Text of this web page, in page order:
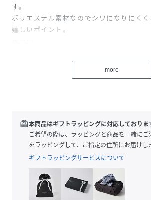
す。
ポリエステル素材なのでシワになりにく
嬉しいポイント。
ユニセックス
品番
KJ9551_111646
( 111646-15-09 KJ9551)
more
redeem本商品はギフトラッピングに対応しておりま
ご希望の際は、ラッピングと商品を一緒に
をラッピングして、ご指定の住所にお届けし
ギフトラッピングサービスについて